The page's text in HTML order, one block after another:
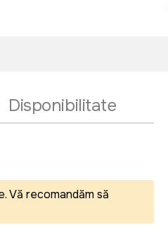
Disponibilitate
Vă recomandăm să